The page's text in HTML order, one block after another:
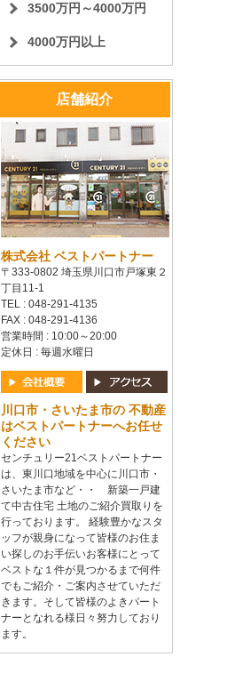
3500万円～4000万円
4000万円以上
店舗紹介
株式会社 ベストパートナー
〒333-0802 埼玉県川口市戸塚東２
丁目11-1
TEL : 048-291-4135
FAX : 048-291-4136
営業時間 : 10:00～20:00
定休日 : 毎週水曜日
川口市・さいたま市の 不動産
はベストパートナーへお任せ
ください
センチュリー21ベストパートナー
は、東川口地域を中心に川口市・
さいたま市など・・ 新築一戸建
て中古住宅 土地のご紹介買取りを
行っております。 経験豊かなスタ
ッフが親身になって皆様のお住ま
い探しのお手伝いお客様にとって
ベストな１件が見つかるまで何件
でもご紹介・ご案内させていただ
きます。そして皆様のよきパート
ナーとなれる様日々努力しており
ます。